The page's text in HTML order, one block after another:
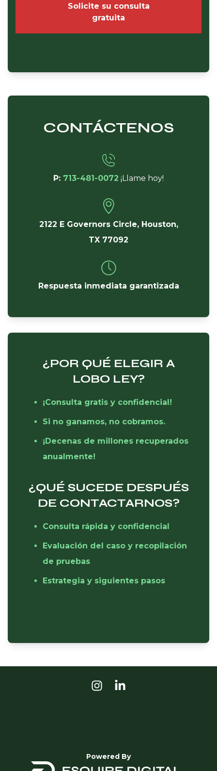
Solicite su consulta
gratuita
CONTÁCTENOS
P: 713-481-0072 ¡Llame hoy!
2122 E Governors Circle, Houston,
TX 77092
Respuesta inmediata garantizada
¿POR QUÉ ELEGIR A
LOBO LEY?
¡Consulta gratis y confidencial!
Si no ganamos, no cobramos.
¡Decenas de millones recuperados
anualmente!
¿QUÉ SUCEDE DESPUÉS
DE CONTACTARNOS?
Consulta rápida y confidencial
Evaluación del caso y recopilación
de pruebas
Estrategia y siguientes pasos
Powered By